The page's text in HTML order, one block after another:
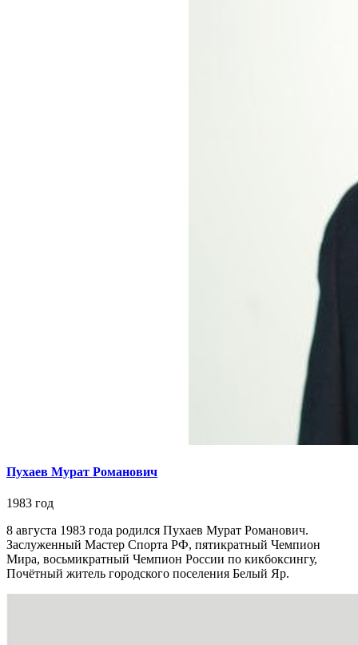
Пухаев Мурат Романович
1983 год
8 августа 1983 года родился Пухаев Мурат Романович.
Заслуженный Мастер Спорта РФ, пятикратный Чемпион
Мира, восьмикратный Чемпион России по кикбоксингу,
Почётный житель городского поселения Белый Яр.